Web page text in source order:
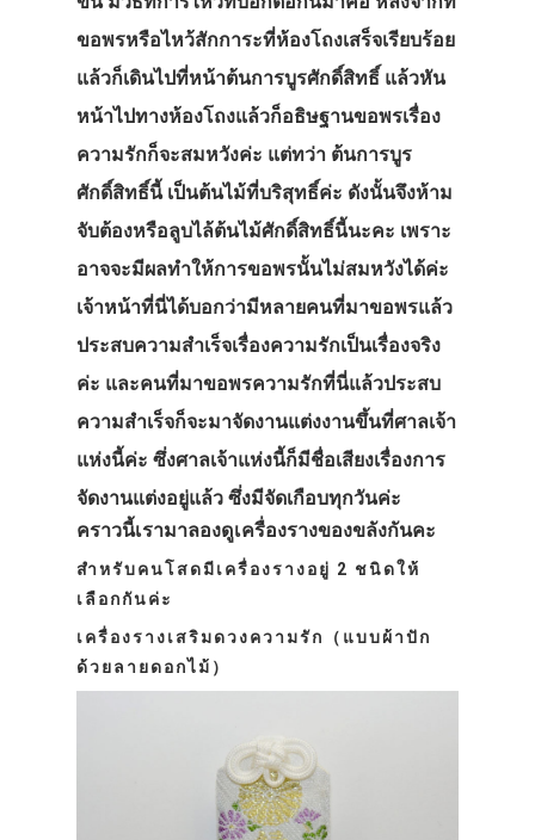
ขอพรหรือไหว้สักการะที่ห้องโถงเสร็จเรียบร้อย
แล้วก็เดินไปที่หน้าต้นการบูรศักดิ์สิทธิ์ แล้วหัน
หน้าไปทางห้องโถงแล้วก็อธิษฐานขอพรเรื่อง
ความรักก็จะสมหวังค่ะ แต่ทว่า ต้นการบูร
ศักดิ์สิทธิ์นี้ เป็นต้นไม้ที่บริสุทธิ์ค่ะ ดังนั้นจึงห้าม
จับต้องหรือลูบไล้ต้นไม้ศักดิ์สิทธิ์นี้นะคะ เพราะ
อาจจะมีผลทำให้การขอพรนั้นไม่สมหวังได้ค่ะ
เจ้าหน้าที่นี่ได้บอกว่ามีหลายคนที่มาขอพรแล้ว
ประสบความสำเร็จเรื่องความรักเป็นเรื่องจริง
ค่ะ และคนที่มาขอพรความรักที่นี่แล้วประสบ
ความสำเร็จก็จะมาจัดงานแต่งงานขึ้นที่ศาลเจ้า
แห่งนี้ค่ะ ซึ่งศาลเจ้าแห่งนี้ก็มีชื่อเสียงเรื่องการ
จัดงานแต่งอยู่แล้ว ซึ่งมีจัดเกือบทุกวันค่ะ
คราวนี้เรามาลองดูเครื่องรางของขลังกันคะ
สำหรับคนโสดมีเครื่องรางอยู่ 2 ชนิดให้
เลือกกันค่ะ
เครื่องรางเสริมดวงความรัก（แบบผ้าปัก
ด้วยลายดอกไม้）